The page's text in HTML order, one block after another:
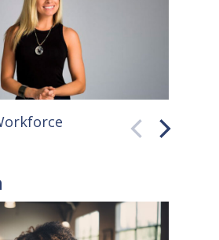
faster. Throughout the 20th
century, for…